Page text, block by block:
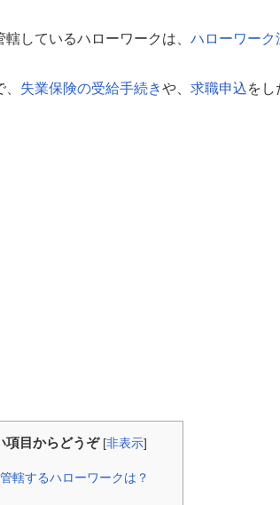
しているハローワークは、 ハローワーク
失業保険の受給手続きや、 求職申込を
項目からどうぞ [非表示]
轄するハローワークは？